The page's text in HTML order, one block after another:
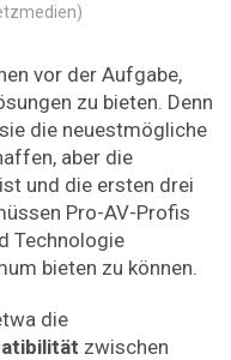
vor der Aufgabe,
zu bieten. Denn
die neuestmögliche
aber die
und die ersten drei
Pro-AV-Profis
Technologie
bieten zu können.
die
zwischen